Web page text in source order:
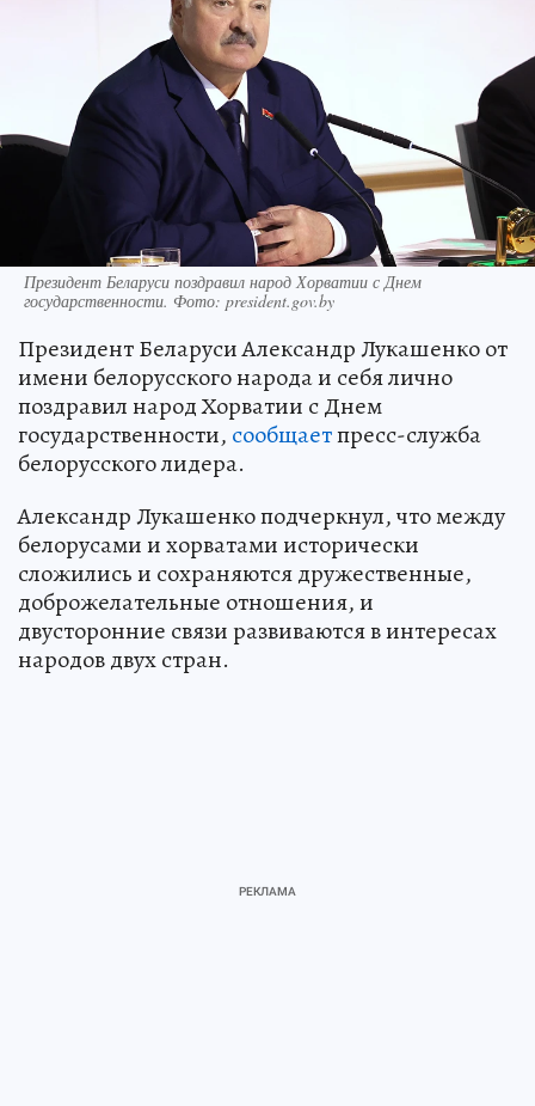
Президент Беларуси поздравил народ Хорватии с Днем
государственности. Фото: president.gov.by
Президент Беларуси Александр Лукашенко от
имени белорусского народа и себя лично
поздравил народ Хорватии с Днем
государственности, сообщаетпресс-служба
белорусского лидера.
Александр Лукашенко подчеркнул, что между
белорусами и хорватами исторически
сложились и сохраняются дружественные,
доброжелательные отношения, и
двусторонние связи развиваются в интересах
народов двух стран.